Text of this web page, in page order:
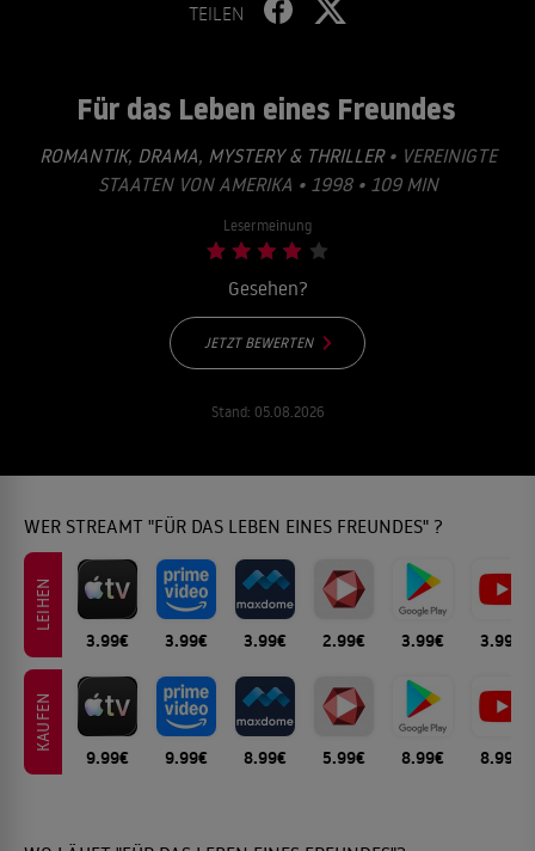
TEILEN
Für das Leben eines Freundes
ROMANTIK, DRAMA, MYSTERY & THRILLER• VEREINIGTE
STAATEN VON AMERIKA • 1998 • 109 MIN
Lesermeinung
Gesehen?
JETZT BEWERTEN
Stand: 05.08.2026
WER STREAMT "FÜR DAS LEBEN EINES FREUNDES" ?
LEIHEN
3.99€ 3.99€ 3.99€ 2.99€ 3.99€ 3.99€
KAUFEN
9.99€ 9.99€ 8.99€ 5.99€ 8.99€ 8.99€